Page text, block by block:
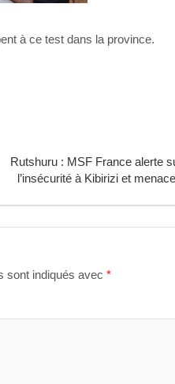
à ce test dans la province.
Rutshuru : MSF France alerte
l’insécurité à Kibirizi et
sont indiqués avec *